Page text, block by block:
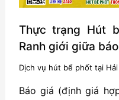
Hải
Phòng
siêu
Thực trạng Hút
Ranh giới giữa
Dịch vụ hút bể phốt tại Hải
Báo giá (định giá